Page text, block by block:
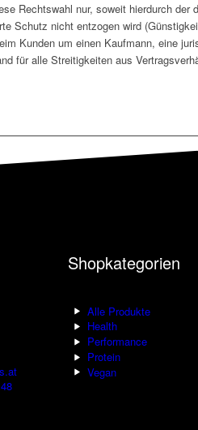
Rechtswahl nur, soweit hierdurch
Schutz nicht entzogen wird
Kunden um einen Kaufmann, eine
für alle Streitigkeiten aus
Shopkategorien
Alle Produkte
Health
Performance
Protein
Vegan